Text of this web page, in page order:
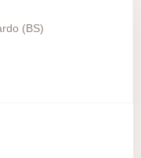
(BS)